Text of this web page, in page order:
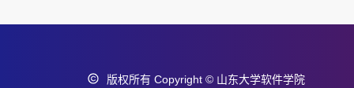
版权所有 Copyright © 山东大学软件学院